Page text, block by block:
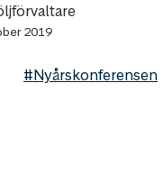
2019
#Nyårskonferensen